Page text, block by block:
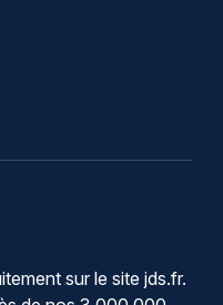
sur le site jds.fr.